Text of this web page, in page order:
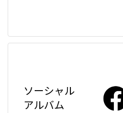
ソーシャル
アルバム